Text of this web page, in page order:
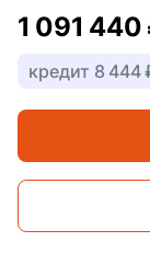
1 091 440
кредит 8 444